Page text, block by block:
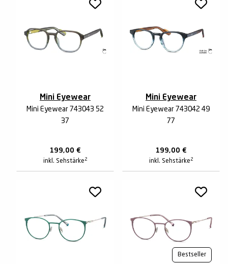
Mini Eyewear
Mini Eyewear 743043 52
37
199,00 €
inkl. Sehstärke 2
Mini Eyewear
Mini Eyewear 743042 49
77
199,00 €
inkl. Sehstärke 2
Bestseller